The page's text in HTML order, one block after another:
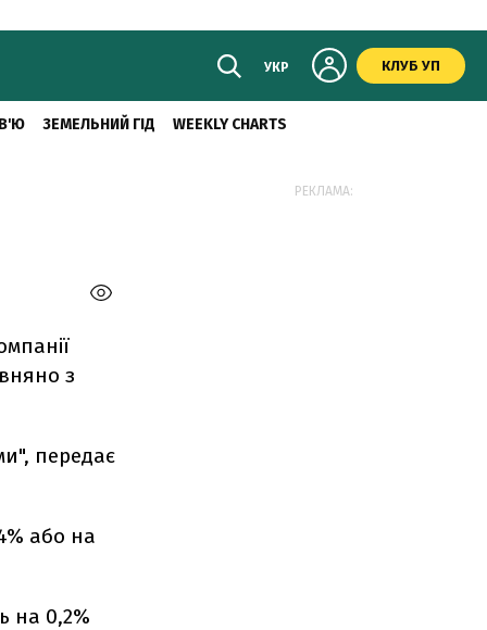
УКР КЛУБ УП
ЗЕМЕЛЬНИЙ ГІД WEEKLY CHARTS
з
передає
або на
на 0,2%
РЕКЛАМА: